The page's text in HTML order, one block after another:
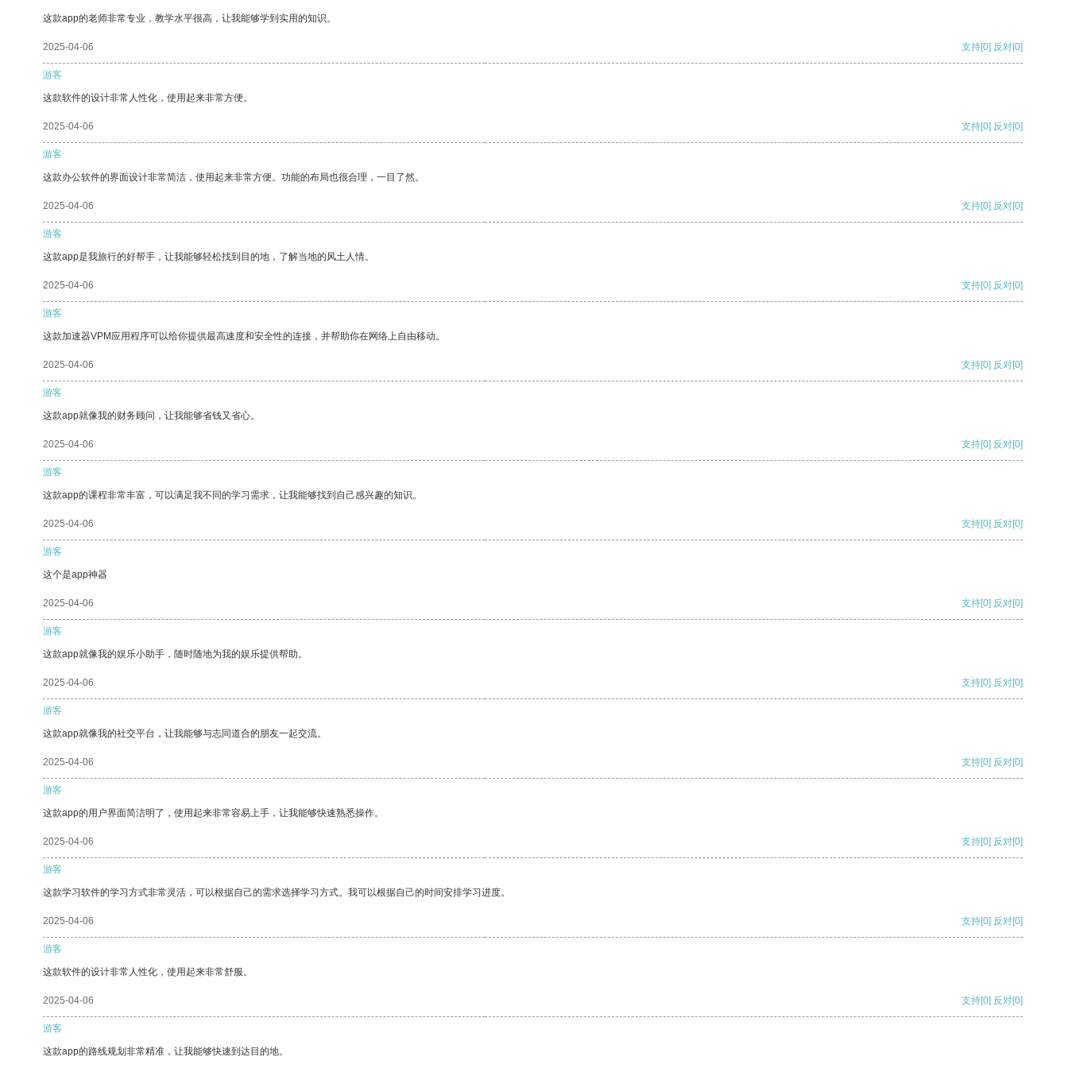
这款app的老师非常专业，教学水平很高，让我能够学到实用的知识。
2025-04-06 支持[0] 反对[0]
游客
这款软件的设计非常人性化，使用起来非常方便。
2025-04-06 支持[0] 反对[0]
游客
这款办公软件的界面设计非常简洁，使用起来非常方便。功能的布局也很合理，一目了然。
2025-04-06 支持[0] 反对[0]
游客
这款app是我旅行的好帮手，让我能够轻松找到目的地，了解当地的风土人情。
2025-04-06 支持[0] 反对[0]
游客
这款加速器VPM应用程序可以给你提供最高速度和安全性的连接，并帮助你在网络上自由移动。
2025-04-06 支持[0] 反对[0]
游客
这款app就像我的财务顾问，让我能够省钱又省心。
2025-04-06 支持[0] 反对[0]
游客
这款app的课程非常丰富，可以满足我不同的学习需求，让我能够找到自己感兴趣的知识。
2025-04-06 支持[0] 反对[0]
游客
这个是app神器
2025-04-06 支持[0] 反对[0]
游客
这款app就像我的娱乐小助手，随时随地为我的娱乐提供帮助。
2025-04-06 支持[0] 反对[0]
游客
这款app就像我的社交平台，让我能够与志同道合的朋友一起交流。
2025-04-06 支持[0] 反对[0]
游客
这款app的用户界面简洁明了，使用起来非常容易上手，让我能够快速熟悉操作。
2025-04-06 支持[0] 反对[0]
游客
这款学习软件的学习方式非常灵活，可以根据自己的需求选择学习方式。我可以根据自己的时间安排学习进度。
2025-04-06 支持[0] 反对[0]
游客
这款软件的设计非常人性化，使用起来非常舒服。
2025-04-06 支持[0] 反对[0]
游客
这款app的路线规划非常精准，让我能够快速到达目的地。